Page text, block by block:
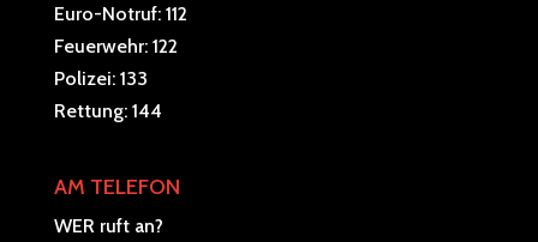
Euro-Notruf: 112
Feuerwehr: 122
Polizei: 133
Rettung: 144
AM TELEFON
WER ruft an?